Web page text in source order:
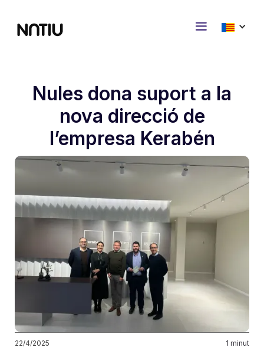
Nules dona suport a la
nova direcció de
l’empresa Kerabén
22/4/2025 1 minut